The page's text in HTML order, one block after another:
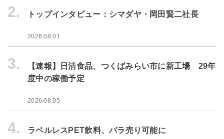
2. トップインタビュー：シマダヤ・岡田賢二社長
2026.08.01
3.
【速報】日清食品、つくばみらい市に新工場 29年
度中の稼働予定
2026.08.05
4. ラベルレスPET飲料、バラ売り可能に